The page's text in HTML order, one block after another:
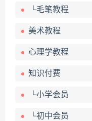
└毛笔教程
美术教程
心理学教程
知识付费
└小学会员
└初中会员